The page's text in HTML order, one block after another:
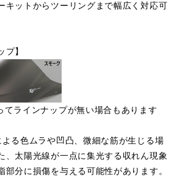
キットからツーリングまで幅広く対応可
プ】
ラインナップが無い場合もあります
る色ムラや凹凸、微細な筋が生じる場
、太陽光線が一点に集光する収れん現象
部分に損傷を与える可能性があります。